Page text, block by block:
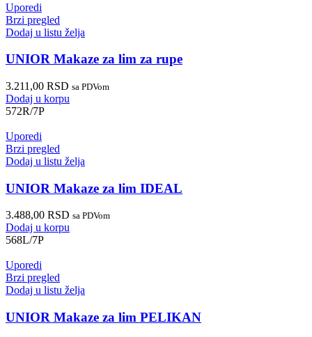
Uporedi
Brzi pregled
Dodaj u listu želja
UNIOR Makaze za lim za rupe
3.211,00 RSD sa PDVom
Dodaj u korpu
572R/7P
Uporedi
Brzi pregled
Dodaj u listu želja
UNIOR Makaze za lim IDEAL
3.488,00 RSD sa PDVom
Dodaj u korpu
568L/7P
Uporedi
Brzi pregled
Dodaj u listu želja
UNIOR Makaze za lim PELIKAN